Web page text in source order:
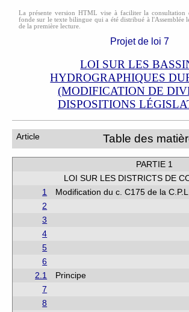
La présente version HTML vise à faciliter la
fonde sur le texte bilingue qui a été distribué à l'Assemblée
de la première lecture.
Projet de loi 7
LOI SUR LES
HYDROGRAPHIQUES
(MODIFICATION DE
DISPOSITIONS
Article Table des
PARTIE 1
LOI SUR LES DISTRICTS DE
1
Modification du c. C175 de la
2
3
4
5
6
2.1
Principe
7
8